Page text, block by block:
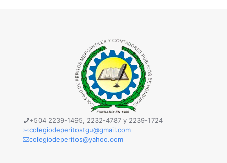
+504 2239-1495, 2232-4787 y 2239-1724
colegiodeperitostgu@gmail.com
colegiodeperitos@yahoo.com